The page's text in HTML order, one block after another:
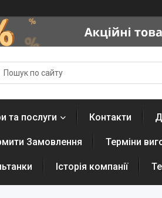
та послуги Контакти
Замовлення Терміни
Історія компанії